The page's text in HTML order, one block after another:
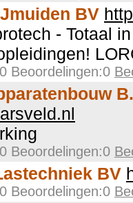
BV
- Totaal
Beoordelingen:0
Beoordelingen:0
BV
Beoordelingen:0